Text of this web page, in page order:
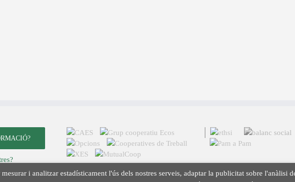
i analitzar estadísticament l'ús dels nostres serveis, adaptar la publicitat sobre l'anàlisi